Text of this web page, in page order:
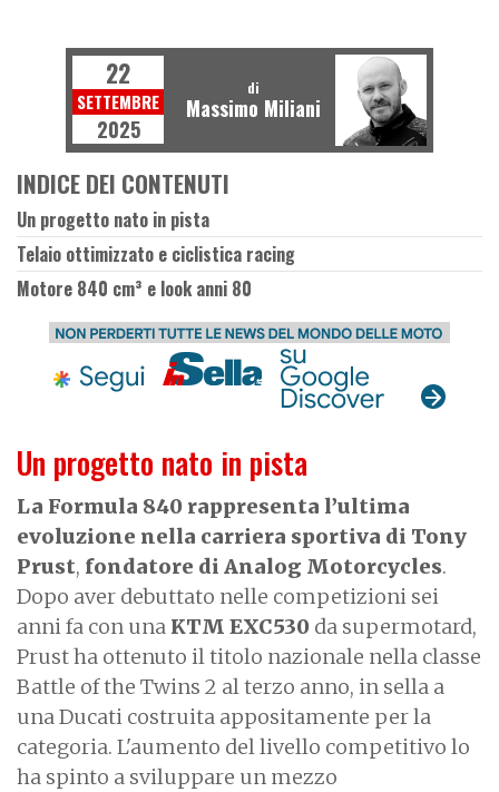
Un progetto nato in pista
La Formula 840 rappresenta l’ultima
evoluzione nella carriera sportiva di Tony
Prust, fondatore di Analog Motorcycles.
Dopo aver debuttato nelle competizioni sei
anni fa con una KTM EXC530 da supermotard,
Prust ha ottenuto il titolo nazionale nella classe
Battle of the Twins 2 al terzo anno, in sella a
una Ducati costruita appositamente per la
categoria. L'aumento del livello competitivo lo
ha spinto a sviluppare un mezzo
22
SETTEMBRE
2025
di
Massimo Miliani
INDICE DEI CONTENUTI
Un progetto nato in pista
Telaio ottimizzato e ciclistica racing
Motore 840 cm³ e look anni 80